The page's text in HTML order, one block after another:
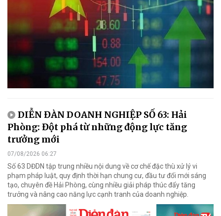
DIỄN ĐÀN DOANH NGHIỆP SỐ 63: Hải
Phòng: Đột phá từ những động lực tăng
trưởng mới
07/08/2026 06:27
Số 63 DĐDN tập trung nhiều nội dung về cơ chế đặc thù xử lý vi
phạm pháp luật, quy định thời hạn chung cư, đầu tư đổi mới sáng
tạo, chuyên đề Hải Phòng, cùng nhiều giải pháp thúc đẩy tăng
trưởng và nâng cao năng lực cạnh tranh của doanh nghiệp.